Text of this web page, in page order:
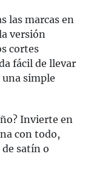
las marcas en
versión
cortes
fácil de llevar
una simple
Invierte en
con todo,
satín o